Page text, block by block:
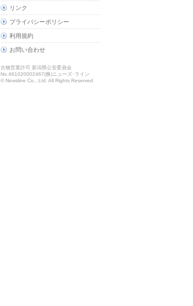
リンク
プライバシーポリシー
利用規約
お問い合わせ
古物営業許可 新潟県公安委員会
No.461020002467(株)ニューズ･ライン
© Newsline Co., Ltd. All Rights Reserved.